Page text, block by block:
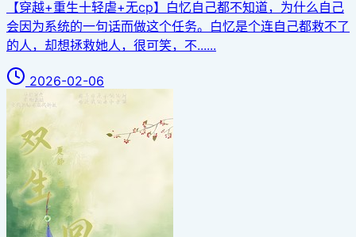
【穿越+重生十轻虐+无cp】白忆自己都不知道，为什么自己
会因为系统的一句话而做这个任务。白忆是个连自己都救不了
的人，却想拯救她人，很可笑，不......
2026-02-06